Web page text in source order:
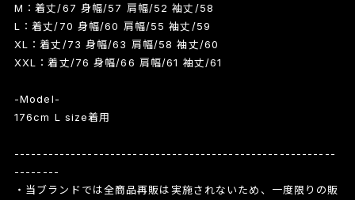
M：着丈/67 身幅/57 肩幅/52 袖丈/58
L：着丈/70 身幅/60 肩幅/55 袖丈/59
XL：着丈/73 身幅/63 肩幅/58 袖丈/60
XXL：着丈/76 身幅/66 肩幅/61 袖丈/61
-Model-
176cm L size着用
---------------------------------------------------------
--------
・当ブランドでは全商品再販は実施されないため、一度限りの販